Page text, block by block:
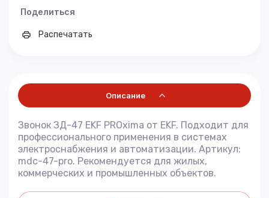
Поделиться
Распечатать
Описание
Звонок ЗД-47 EKF PROxima от EKF. Подходит для
профессионального применения в системах
электроснабжения и автоматизации. Артикул:
mdc-47-pro. Рекомендуется для жилых,
коммерческих и промышленных объектов.